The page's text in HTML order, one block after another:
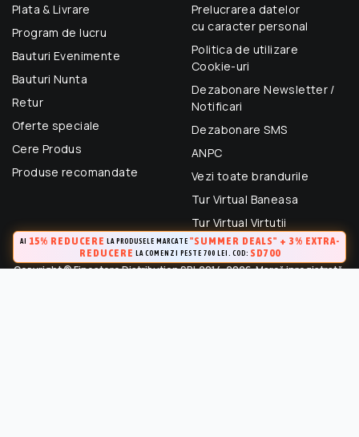
Plata & Livrare
Program de lucru
Bauturi Evenimente
Bauturi Nunta
Retur
Oferte speciale
Cere Produs
Produse recomandate
Prelucrarea datelor
cu caracter personal
Politica de utilizare
Cookie-uri
Dezabonare Newsletter /
Notificari
Dezabonare SMS
ANPC
Vezi toate brandurile
Tur Virtual Baneasa
Tur Virtual Virtutii
Copyright © Finestore Distribution SRL 2014-2026. Marcă inregistrată.
AI 15% REDUCERE LA PRODUSELE MARCATE "SUMMER DEALS" + 3% EXTRA-
REDUCERE LA COMENZI PESTE 700 LEI. COD: SD700